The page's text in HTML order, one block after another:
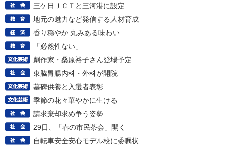
三ケ日ＪＣＴと三河港に設定
地元の魅力など発信する人材育成
香り穏やか 丸みある味わい
「必然性ない」
劇作家・桑原裕子さん登場予定
東脇胃腸内科・外科が開院
墓碑供養と入選者表彰
季節の花々華やかに生ける
請求棄却求め争う姿勢
29日、「春の市民茶会」開く
自転車安全安心モデル校に委嘱状